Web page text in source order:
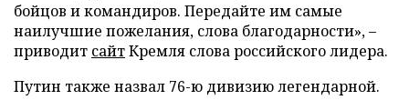
бойцов и командиров. Передайте им самые
наилучшие пожелания, слова благодарности», –
приводит сайтКремля слова российского лидера.
Путин также назвал 76-ю дивизию легендарной.